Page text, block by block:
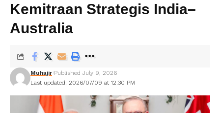
Kemitraan Strategis India–
Australia
Last updated: 2026/07/09 at 12:30 PM
Muhajir Published July 9, 2026